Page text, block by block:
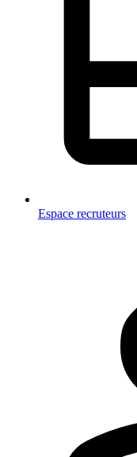
Espace recruteurs